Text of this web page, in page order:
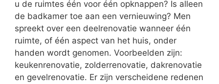
u de ruimtes één voor één opknappen? Is alleen
de badkamer toe aan een vernieuwing? Men
spreekt over een deelrenovatie wanneer één
ruimte, of één aspect van het huis, onder
handen wordt genomen. Voorbeelden zijn:
keukenrenovatie, zolderrenovatie, dakrenovatie
en gevelrenovatie. Er zijn verscheidene redenen